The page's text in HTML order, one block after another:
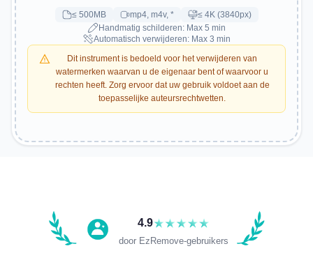
≤ 500MB mp4, m4v, *
≤ 4K (3840px)
Handmatig schilderen: Max 5 min
Automatisch verwijderen: Max 3 min
Dit instrument is bedoeld voor het verwijderen van
watermerken waarvan u de eigenaar bent of waarvoor u
rechten heeft. Zorg ervoor dat uw gebruik voldoet aan de
toepasselijke auteursrechtwetten.
4.9
door EzRemove-gebruikers